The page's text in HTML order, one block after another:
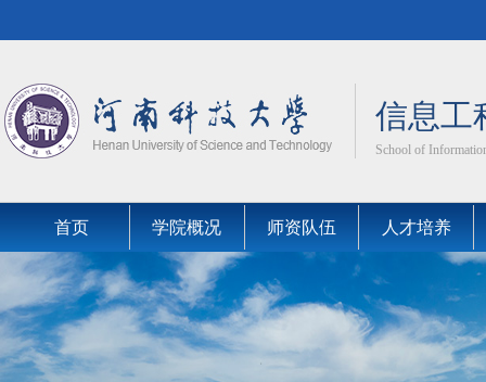
信息工
School of
首页 学院概况 师资队伍 人才培养